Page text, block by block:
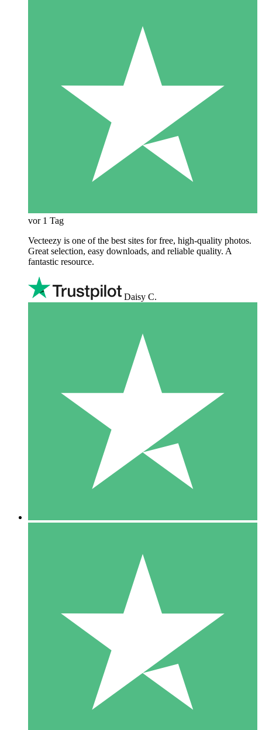
vor 1 Tag
Vecteezy is one of the best sites for free, high‑quality photos.
Great selection, easy downloads, and reliable quality. A
fantastic resource.
Daisy C.